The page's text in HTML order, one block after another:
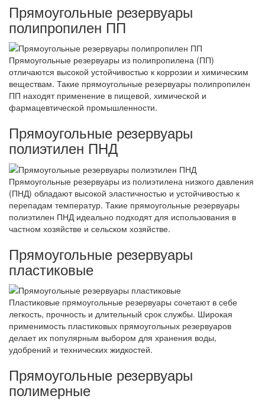
Прямоугольные резервуары
полипропилен ПП
Прямоугольные резервуары из полипропилена (ПП)
отличаются высокой устойчивостью к коррозии и химическим
веществам. Такие прямоугольные резервуары полипропилен
ПП находят применение в пищевой, химической и
фармацевтической промышленности.
Прямоугольные резервуары
полиэтилен ПНД
Прямоугольные резервуары из полиэтилена низкого давления
(ПНД) обладают высокой эластичностью и устойчивостью к
перепадам температур. Такие прямоугольные резервуары
полиэтилен ПНД идеально подходят для использования в
частном хозяйстве и сельском хозяйстве.
Прямоугольные резервуары
пластиковые
Пластиковые прямоугольные резервуары сочетают в себе
легкость, прочность и длительный срок службы. Широкая
применимость пластиковых прямоугольных резервуаров
делает их популярным выбором для хранения воды,
удобрений и технических жидкостей.
Прямоугольные резервуары
полимерные